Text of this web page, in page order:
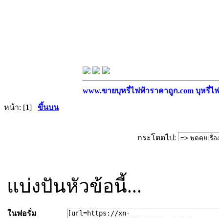
www.ขายบุหรี่ไฟฟ้าราคาถูก.com บุหรี่ไ
หน้า: [1] ขึ้นบน
กระโดดไป:
แบ่งปันหัวข้อนี้...
ในฟอรั่ม